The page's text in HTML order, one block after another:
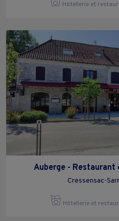
Hôtellerie et
Auberge - Restaurant
Cressensac-
Hôtellerie et